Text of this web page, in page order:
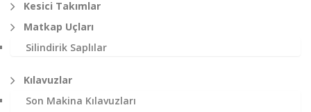
Kesici Takımlar
Matkap Uçları
Silindirik Saplılar
Kılavuzlar
Son Makina Kılavuzları